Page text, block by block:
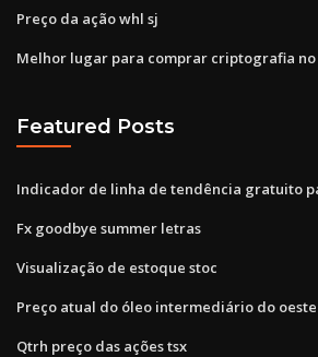
Preço da ação whl sj
Melhor lugar para comprar criptografia no
Featured Posts
Indicador de linha de tendência gratuito
Fx goodbye summer letras
Visualização de estoque stoc
Preço atual do óleo intermediário do
Qtrh preço das ações tsx